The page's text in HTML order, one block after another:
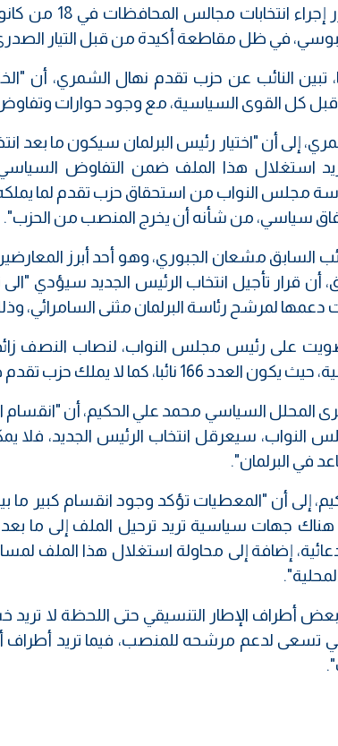
ومن المقرر
في ظل مقاطعة أكيدة من قبل التيار
تبين النائب عن حزب تقدم نهال الشمري، أن
قبل كل القوى السياسية، مع وجود حوارات
إلى أن "اختيار رئيس البرلمان سيكون ما
استغلال هذا الملف ضمن التفاوض
مجلس النواب من استحقاق حزب تقدم لما يملكه
سياسي، من شأنه أن يخرج المنصب من الحزب".
السابق مشعان الجبوري، وهو أحد أبرز
أن قرار تأجيل انتخاب الرئيس الجديد سيؤدي
لمرشح رئاسة البرلمان مثنى السامرائي،
على رئيس مجلس النواب، لنصاب النصف
كما لا يملك حزب تقدم صاحب أغلبية المقاعد السنية، سوى نحو 35 مقعدا.
يرى المحلل السياسي محمد علي الحكيم، أن
النواب، سيعرقل انتخاب الرئيس الجديد، فلا
في البرلمان".
إلى أن "المعطيات تؤكد وجود انقسام كبير ما
هناك جهات سياسية تريد ترحيل الملف إلى ما
إضافة إلى محاولة استغلال هذا الملف
أطراف الإطار التنسيقي حتى اللحظة لا
تسعى لدعم مرشحه للمنصب، فيما تريد